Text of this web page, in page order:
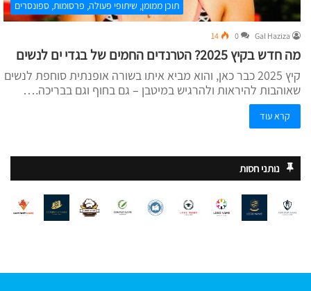
תוכן ממומן, שיתופי פעולה, פרסומות, ספונסרים
Gal Haziza
0
14
מה חדש בקיץ 2025? הטרנדים החמים של בגדי ים לנשים
קיץ 2025 כבר כאן, והוא מביא איתו בשורה אופנתית סוחפת לנשים
שאוהבות להיראות ולהרגיש במיטבן – גם בחוף וגם בבריכה.…
קרא עוד
נותני חסות